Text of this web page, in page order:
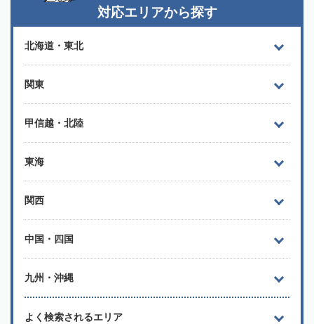
対応エリアから探す
北海道・東北
関東
甲信越・北陸
東海
関西
中国・四国
九州・沖縄
よく検索されるエリア